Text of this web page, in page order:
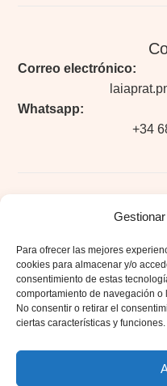
Para ofrecer las mejores
cookies para almacenar y/o
consentimiento de estas
comportamiento de navegación
No consentir o retirar el
ciertas características y funciones.
Correo electrónico:
Whatsapp:
+34
Política
Política